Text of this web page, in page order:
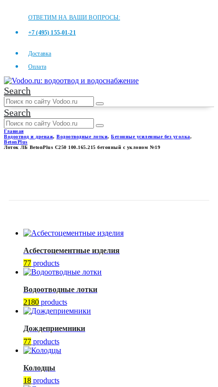
ОТВЕТИМ НА ВАШИ ВОПРОСЫ:
+7 (495) 155-01-21
Доставка
Оплата
Search
Search
Главная
Водоотвод и дренаж, Водоотводные лотки, Бетонные усиленные без уголка,
BetonPlus
Лоток ЛБ BetonPlus C250 100.165.215 бетонный с уклоном №19
Асбестоцементные изделия
77 products
Водоотводные лотки
2180 products
Дождеприемники
77 products
Колодцы
18 products